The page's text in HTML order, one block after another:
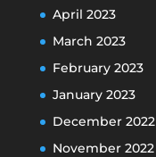
April 2023
March 2023
February 2023
January 2023
December 2022
November 2022